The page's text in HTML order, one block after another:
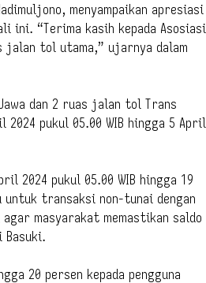
menyampaikan apresiasi
ini. “Terima kasih kepada Asosiasi
jalan tol utama,” ujarnya dalam
dan 2 ruas jalan tol Trans
pukul 05.00 WIB hingga 5 April
2024 pukul 05.00 WIB hingga 19
transaksi non-tunai dengan
masyarakat memastikan saldo
20 persen kepada pengguna